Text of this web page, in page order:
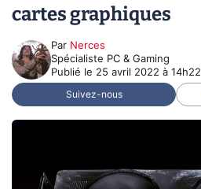
cartes graphiques
Par Nerces
Spécialiste PC & Gaming
Publié le 25 avril 2022 à 14h22
Suivez-nous